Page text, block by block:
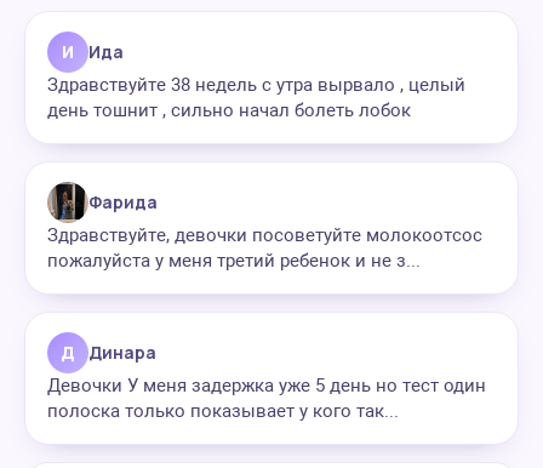
И Ида
Здравствуйте 38 недель с утра вырвало , целый
день тошнит , сильно начал болеть лобок
Фарида
Здравствуйте, девочки посоветуйте молокоотсос
пожалуйста у меня третий ребенок и не з...
Д Динара
Девочки У меня задержка уже 5 день но тест один
полоска только показывает у кого так...